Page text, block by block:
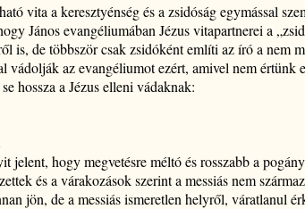
vita a keresztyénség és a zsidóság egymással
János evangéliumában Jézus vitapartnerei a
is, de többször csak zsidóként említi az író a nem
vádolják az evangéliumot ezért, amivel nem értünk
hossza a Jézus elleni vádaknak:
jelent, hogy megvetésre méltó és rosszabb a
és a várakozások szerint a messiás nem
jön, de a messiás ismeretlen helyről, váratlanul